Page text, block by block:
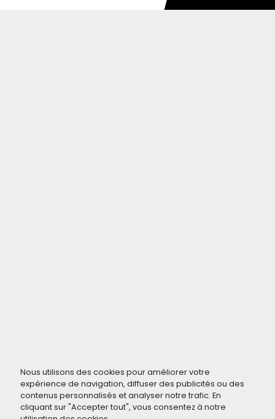
Nous utilisons des cookies pour améliorer votre
expérience de navigation, diffuser des publicités ou des
contenus personnalisés et analyser notre trafic. En
cliquant sur "Accepter tout", vous consentez à notre